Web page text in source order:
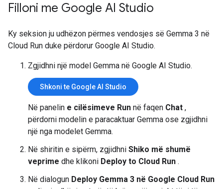
Filloni me Google AI Studio
Ky seksion ju udhëzon përmes vendosjes së Gemma 3 në
Cloud Run duke përdorur Google AI Studio.
Zgjidhni një model Gemma në Google AI Studio.
Shkoni te Google AI Studio
Në panelin e cilësimeve Run në faqen Chat ,
përdorni modelin e paracaktuar Gemma ose zgjidhni
një nga modelet Gemma.
Në shiritin e sipërm, zgjidhni Shiko më shumë
veprime dhe klikoni Deploy to Cloud Run .
Në dialogun Deploy Gemma 3 në Google Cloud Run